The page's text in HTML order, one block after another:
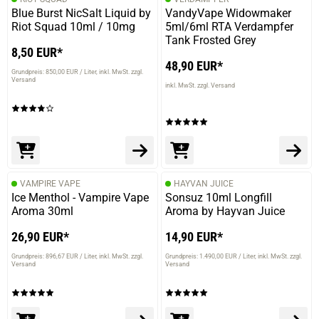
15.12.2022 — via
Matthias H.
Die Bewertung erfolgte ohne Abgabe eines Kommentars
Stephan S.
verifizierter Onlinekauf.
Die Bewertung erfolgte ohne Abgabe eines Kommentars
10.08.2022 — via
Trustedshops.de
Blue Burst NicSalt Liquid by
Riot Squad 10ml / 10mg
8,50 EUR*
Grundpreis: 850,00 EUR / Liter inkl. MwSt. zzgl.
Versand
VandyVape Widowmaker
5ml/6ml RTA Verdampfer
Tank Frosted Grey
48,90 EUR*
inkl. MwSt. zzgl. Versand
VAMPIRE VAPE
Ice Menthol - Vampire Vape
Aroma 30ml
26,90 EUR*
Grundpreis: 896,67 EUR / Liter inkl. MwSt. zzgl.
Versand
HAYVAN JUICE
Sonsuz 10ml Longfill
Aroma by Hayvan Juice
14,90 EUR*
Grundpreis: 1.490,00 EUR / Liter inkl. MwSt. zzgl.
Versand